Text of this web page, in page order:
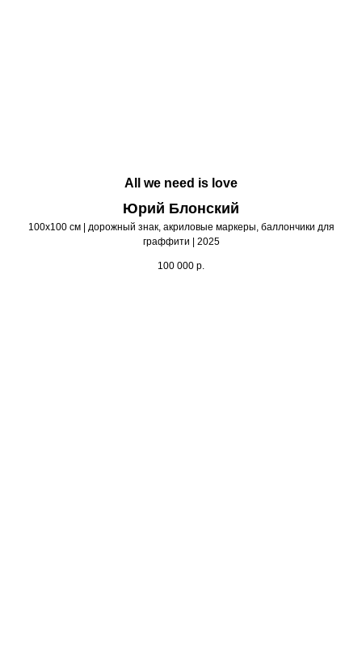
All we need is love
Юрий Блонский
100х100 см | дорожный знак, акриловые маркеры, баллончики для
граффити | 2025
100 000 р.